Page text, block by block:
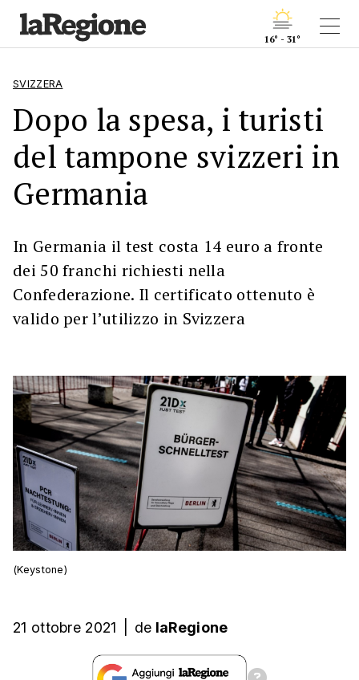
16° - 31°
SVIZZERA
Dopo la spesa, i turisti
del tampone svizzeri in
Germania
In Germania il test costa 14 euro a fronte
dei 50 franchi richiesti nella
Confederazione. Il certificato ottenuto è
valido per l’utilizzo in Svizzera
(Keystone)
21 ottobre 2021 de laRegione